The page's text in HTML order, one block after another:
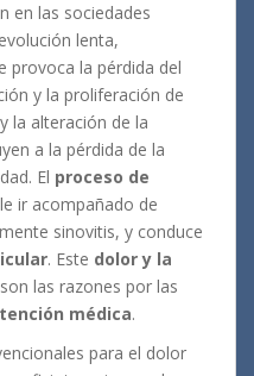
en las sociedades
lenta,
provoca la pérdida del
y la proliferación de
la alteración de la
a la pérdida de la
El proceso de
ir acompañado de
sinovitis, y conduce
. Este dolor y la
son las razones por las
médica.
para el dolor